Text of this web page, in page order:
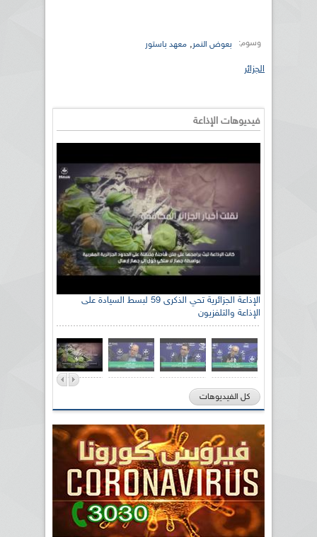
وسوم: بعوض النمر, معهد باستور
الجزائر
فيديوهات الإذاعة
الإذاعة الجزائرية تحي الذكرى 59 لبسط السيادة على
الإذاعة والتلفزيون
كل الفيديوهات